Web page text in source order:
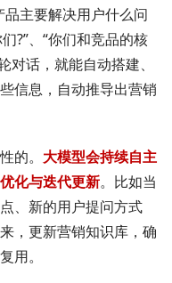
主要解决用户什么问
?”、“你们和竞品的核
对话，就能自动搭建、
信息，自动推导出营销
的。 大模型会持续自主
化与迭代更新。比如当
、新的用户提问方式
，更新营销知识库，确
用。